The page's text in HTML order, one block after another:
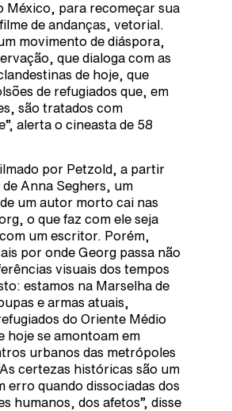
México, para recomeçar sua
de andanças, vetorial.
movimento de diáspora,
que dialoga com as
de hoje, que
de refugiados que, em
são tratados com
alerta o cineasta de 58
por Petzold, a partir
Anna Seghers, um
um autor morto cai nas
o que faz com ele seja
um escritor. Porém,
por onde Georg passa não
visuais dos tempos
estamos na Marselha de
e armas atuais,
do Oriente Médio
hoje se amontoam em
urbanos das metrópoles
certezas históricas são um
erro quando dissociadas dos
humanos, dos afetos”, disse